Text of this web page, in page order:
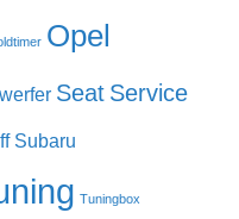
Opel
Seat Service
Subaru
Tuningbox